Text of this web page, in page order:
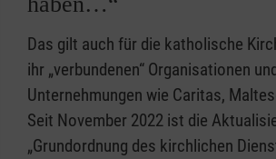
Das gilt auch für die katholische
ihr „verbundenen“ Organisationen
Unternehmungen wie Caritas,
Seit November 2022 ist die
„Grundordnung des kirchlichen